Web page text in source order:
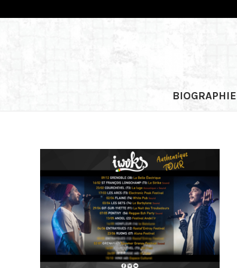
BIOGRAPHIE